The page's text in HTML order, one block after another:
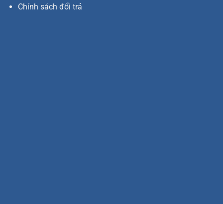
Chính sách đổi trả